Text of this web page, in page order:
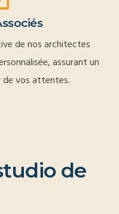
de nos architectes
assurant un
de vos attentes.
tudio de